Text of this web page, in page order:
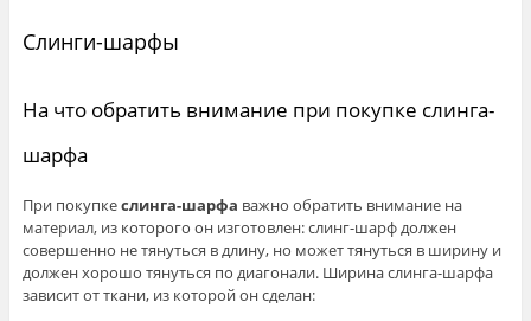
Слинги-шарфы
На что обратить внимание при покупке слинга-
шарфа
При покупкеслинга-шарфа важно обратить внимание на
материал, из которого он изготовлен: слинг-шарф должен
совершенно не тянуться в длину, но может тянуться в ширину и
должен хорошо тянуться по диагонали. Ширина слинга-шарфа
зависит от ткани, из которой он сделан: